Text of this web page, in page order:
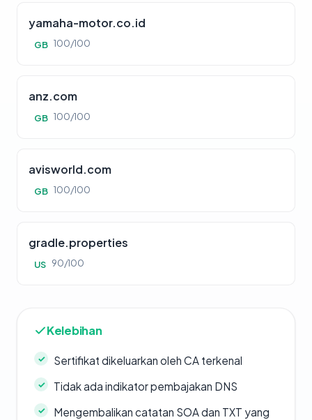
yamaha-motor.co.id
GB 100/100
anz.com
GB 100/100
avisworld.com
GB 100/100
gradle.properties
US 90/100
Kelebihan
Sertifikat dikeluarkan oleh CA terkenal
Tidak ada indikator pembajakan DNS
Mengembalikan catatan SOA dan TXT yang